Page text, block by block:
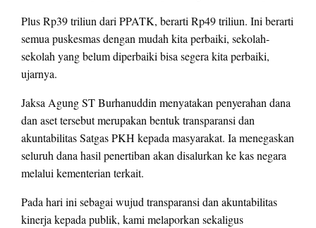
Plus Rp39 triliun dari PPATK, berarti Rp49 triliun. Ini berarti
semua puskesmas dengan mudah kita perbaiki, sekolah-
sekolah yang belum diperbaiki bisa segera kita perbaiki,
ujarnya.
Jaksa Agung ST Burhanuddin menyatakan penyerahan dana
dan aset tersebut merupakan bentuk transparansi dan
akuntabilitas Satgas PKH kepada masyarakat. Ia menegaskan
seluruh dana hasil penertiban akan disalurkan ke kas negara
melalui kementerian terkait.
Pada hari ini sebagai wujud transparansi dan akuntabilitas
kinerja kepada publik, kami melaporkan sekaligus